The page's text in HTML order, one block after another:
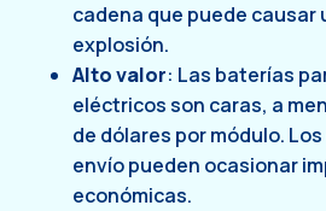
cadena que puede causar
explosión.
Alto valor: Las baterías
eléctricos son caras, a
de dólares por módulo.
envío pueden ocasionar
económicas.